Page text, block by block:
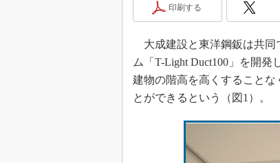
印刷する
大成建設と東洋鋼鈑は共同
ム「T-Light Duct100」を開
建物の階高を高くすること
とができるという（図1）。